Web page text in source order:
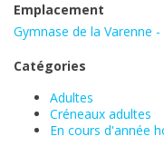
Emplacement
Gymnase de la Varenne
Catégories
Adultes
Créneaux adultes
En cours d'année